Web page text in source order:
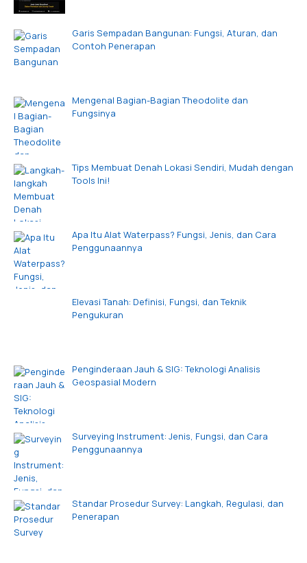
Garis Sempadan Bangunan: Fungsi, Aturan, dan
Contoh Penerapan
Mengenal Bagian-Bagian Theodolite dan
Fungsinya
Tips Membuat Denah Lokasi Sendiri, Mudah dengan
Tools Ini!
Apa Itu Alat Waterpass? Fungsi, Jenis, dan Cara
Penggunaannya
Elevasi Tanah: Definisi, Fungsi, dan Teknik
Pengukuran
Penginderaan Jauh & SIG: Teknologi Analisis
Geospasial Modern
Surveying Instrument: Jenis, Fungsi, dan Cara
Penggunaannya
Standar Prosedur Survey: Langkah, Regulasi, dan
Penerapan